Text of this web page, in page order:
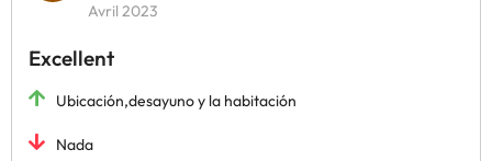
Avril 2023
Excellent
Ubicación,desayuno y la habitación
Nada